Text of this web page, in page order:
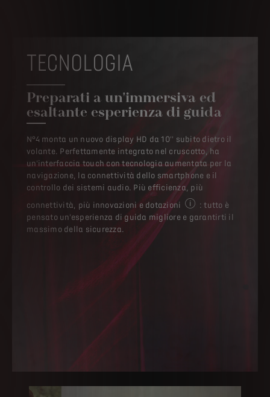
TECNOLOGIA
Preparati a un'immersiva ed
esaltante esperienza di guida
N°4 monta un nuovo display HD da 10'' subito dietro il
volante. Perfettamente integrato nel cruscotto, ha
un'interfaccia touch con tecnologia aumentata per la
navigazione, la connettività dello smartphone e il
controllo dei sistemi audio. Più efficienza, più
connettività, più innovazioni e dotazioni
Alcuni
: tutto è
pensato un'esperienza di guida migliore e garantirti il
massimo della sicurezza.